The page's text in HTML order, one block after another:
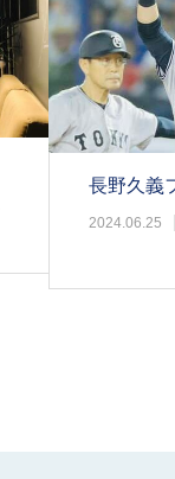
長野久義
2024.06.25